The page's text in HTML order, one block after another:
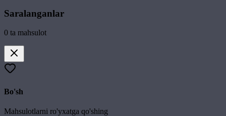
Saralanganlar
0 ta mahsulot
Bo'sh
Mahsulotlarni ro'yxatga qo'shing